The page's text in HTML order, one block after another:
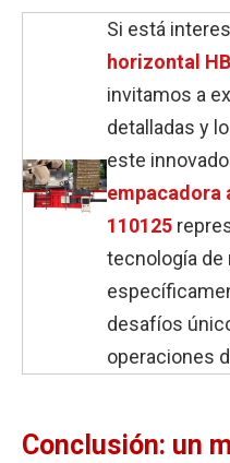
Si está
horizontal
invitamos a
detalladas y
este
empacadora
110125
tecnología de
desafíos
operaciones
Conclusión: un